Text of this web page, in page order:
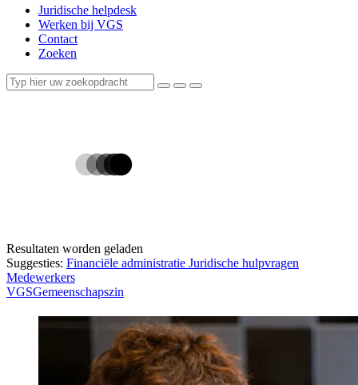
Juridische helpdesk
Werken bij VGS
Contact
Zoeken
Resultaten worden geladen
Suggesties: Financiële administratie Juridische hulpvragen
Medewerkers
VGSGemeenschapszin